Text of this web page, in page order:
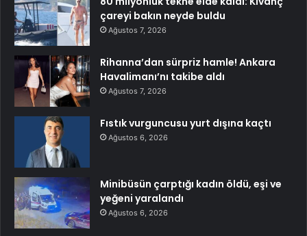
çareyi bakın neyde buldu
Ağustos 7, 2026
Rihanna’dan sürpriz hamle! Ankara
Havalimanı’nı takibe aldı
Ağustos 7, 2026
Fıstık vurguncusu yurt dışına kaçtı
Ağustos 6, 2026
Minibüsün çarptığı kadın öldü, eşi ve
yeğeni yaralandı
Ağustos 6, 2026